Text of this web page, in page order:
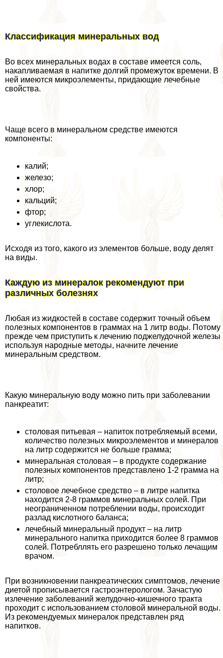
Классификация минеральных вод
Во всех минеральных водах в составе имеется соль,
накапливаемая в напитке долгий промежуток времени. В
ней имеются микроэлементы, придающие лечебные
свойства.
Чаще всего в минеральном средстве имеются
компоненты:
калий;
железо;
хлор;
кальций;
фтор;
углекислота.
Исходя из того, какого из элементов больше, воду делят
на виды.
Каждую из минералок рекомендуют при
различных болезнях
Любая из жидкостей в составе содержит точный объем
полезных компонентов в граммах на 1 литр воды. Потому
прежде чем приступить к лечению поджелудочной железы
используя народные методы, начните лечение
минеральным средством.
Какую минеральную воду можно пить при заболевании
панкреатит:
столовая питьевая – напиток потрeбляемый всеми,
количество полезных микроэлементов и минералов
на литр содержится не больше грамма;
минеральная столовая – в продукте содержание
полезных компонентов представлено 1-2 грамма на
литр;
столовое лечебное средство – в литре напитка
находится 2-8 граммов минеральных солей. При
неограниченном потрeблении воды, происходит
разлад кислотного баланса;
лечебный минеральный продукт – на литр
минерального напитка приходится более 8 граммов
солей. Потрeбллять его разрешено только лечащим
врачом.
При возникновении панкреатических симптомов, лечение
диетой прописывается гастроэнтерологом. Зачастую
излечение заболеваний желудочно-кишечного тpaкта
проходит с использованием столовой минеральной воды.
Из рекомендуемых минералок представлен ряд
напитков.